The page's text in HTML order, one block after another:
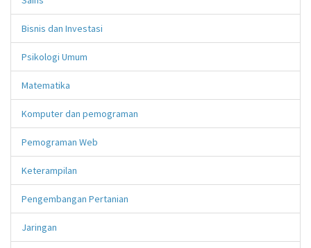
Bisnis dan Investasi
Psikologi Umum
Matematika
Komputer dan pemograman
Pemograman Web
Keterampilan
Pengembangan Pertanian
Jaringan